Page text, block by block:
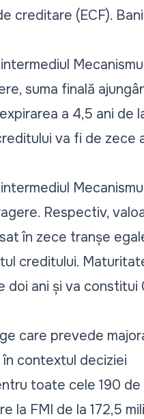
creditare (ECF).
suma finală
a 4,5 ani de
va fi de zece
Respectiv,
în zece tranșe
creditului.
doi ani și va constitui
care prevede
contextul deciziei
toate cele 190
la FMI de la 172,5